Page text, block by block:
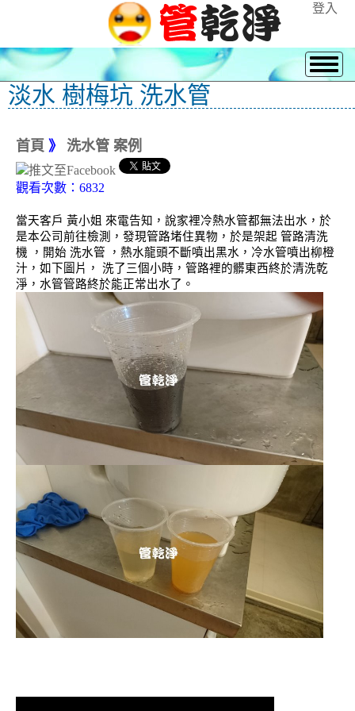
登入
淡水 樹梅坑 洗水管
首頁 》 洗水管 案例
觀看次數：6832
當天客戶 黃小姐 來電告知，說家裡冷熱水管都無法出水，於
是本公司前往檢測，發現管路堵住異物，於是架起 管路清洗
機 ，開始 洗水管 ，熱水龍頭不斷噴出黑水，冷水管噴出柳橙
汁，如下圖片， 洗了三個小時，管路裡的髒東西終於清洗乾
淨，水管管路終於能正常出水了。